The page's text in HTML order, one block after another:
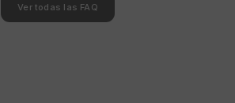
Ver todas las FAQ